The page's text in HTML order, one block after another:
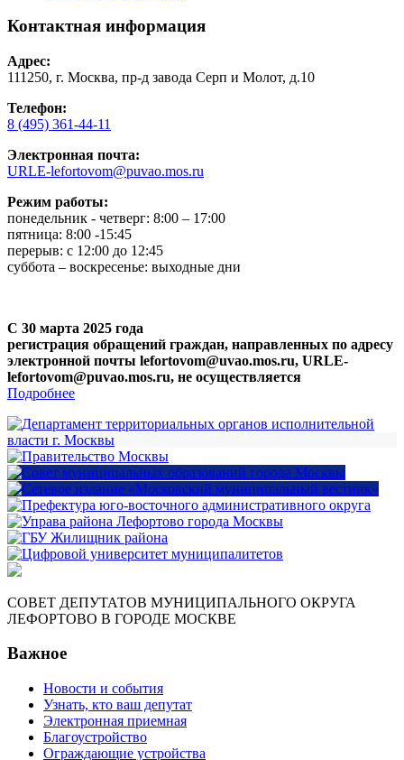
Контактная информация
Адрес:
111250, г. Москва, пр-д завода Серп и Молот, д.10
Телефон:
8 (495) 361-44-11
Электронная почта:
URLE-lefortovom@puvao.mos.ru
Режим работы:
понедельник - четверг: 8:00 – 17:00
пятница: 8:00 -15:45
перерыв: с 12:00 до 12:45
суббота – воскресенье: выходные дни
С 30 марта 2025 года
регистрация обращений граждан, направленных по адресу
электронной почты lefortovom@uvao.mos.ru, URLE-
lefortovom@puvao.mos.ru, не осуществляется
Подробнее
СОВЕТ ДЕПУТАТОВ МУНИЦИПАЛЬНОГО ОКРУГА
ЛЕФОРТОВО В ГОРОДЕ МОСКВЕ
Важное
Новости и события
Узнать, кто ваш депутат
Электронная приемная
Благоустройство
Ограждающие устройства